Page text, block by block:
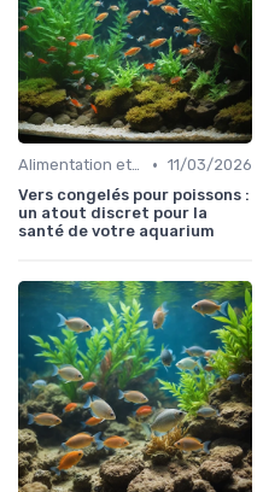
Alimentation et nutrition • 11/03/2026
Vers congelés pour poissons :
un atout discret pour la
santé de votre aquarium